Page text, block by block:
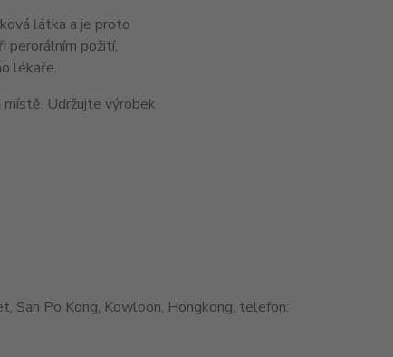
látka a je proto
perorálním požití,
lékaře.
Udržujte výrobek
San Po Kong, Kowloon, Hongkong, telefon: